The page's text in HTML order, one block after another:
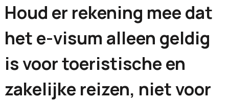
Houd er rekening mee dat
het e-visum alleen geldig
is voor toeristische en
zakelijke reizen, niet voor